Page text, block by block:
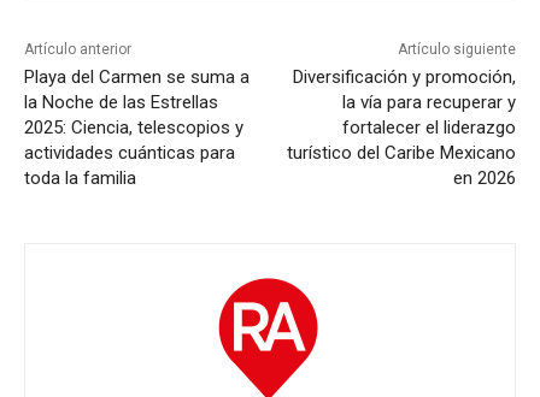
Artículo anterior
Playa del Carmen se suma a
la Noche de las Estrellas
2025: Ciencia, telescopios y
actividades cuánticas para
toda la familia
Artículo siguiente
Diversificación y promoción,
la vía para recuperar y
fortalecer el liderazgo
turístico del Caribe Mexicano
en 2026